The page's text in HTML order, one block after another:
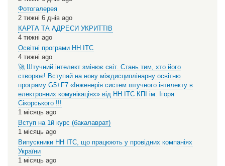
Фотогалерея
2 тижні 6 днів ago
КАРТА ТА АДРЕСИ УКРИТТІВ
4 тижні ago
Освітні програми НН ІТС
4 тижні ago
🚀 Штучний інтелект змінює світ. Стань тим, хто його
створює! Вступай на нову міждисциплінарну освітню
програму G5+F7 «Інженерія систем штучного інтелекту в
електронних комунікаціях» від НН ІТС КПІ ім. Ігоря
Сікорського !!!
1 місяць ago
Вступ на 1й курс (бакалаврат)
1 місяць ago
Випускники НН ІТС, що працюють у провідних компаніях
України
1 місяць ago